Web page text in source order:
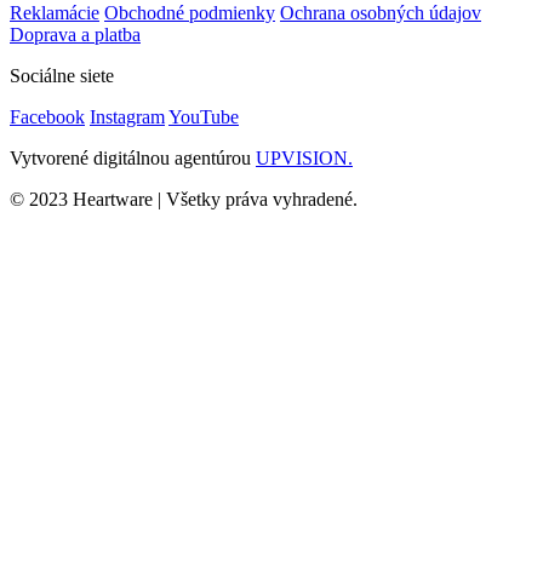
Reklamácie Obchodné podmienky Ochrana osobných údajov
Doprava a platba
Sociálne siete
Facebook InstagramYouTube
Vytvorené digitálnou agentúrou UPVISION.
© 2023 Heartware | Všetky práva vyhradené.